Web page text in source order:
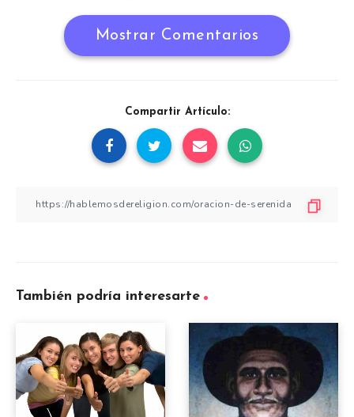
Mostrar Comentarios
Compartir Artículo:
También podría interesarte